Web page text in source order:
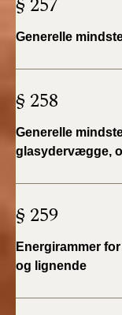
2022)
BR18 (29/6 -
BR18 (1/1-
BR18 (1/7-31/
BR18 (10/3-
Generelle
§ 258
Generelle
glasydervægge,
§ 259
Energirammer
og lignende